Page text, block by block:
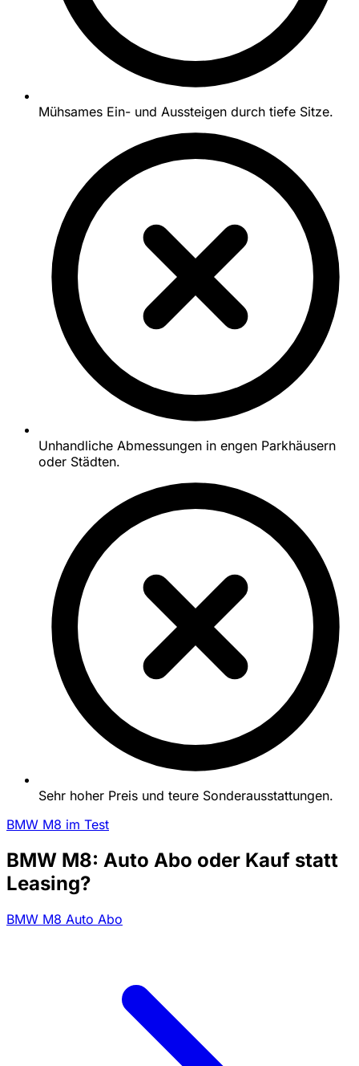
Mühsames Ein- und Aussteigen durch tiefe Sitze.
Unhandliche Abmessungen in engen Parkhäusern
oder Städten.
Sehr hoher Preis und teure Sonderausstattungen.
BMW M8 im Test
BMW M8: Auto Abo oder Kauf statt
Leasing?
BMW M8 Auto Abo